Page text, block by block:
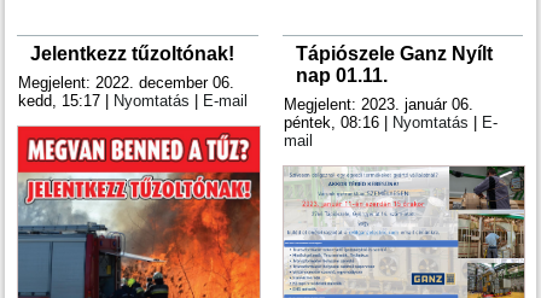
Jelentkezz tűzoltónak!
Megjelent: 2022. december 06.
kedd, 15:17
Nyomtatás E-mail
Tápiószele Ganz Nyílt
nap 01.11.
Megjelent: 2023. január 06.
péntek, 08:16| Nyomtatás
E-
mail